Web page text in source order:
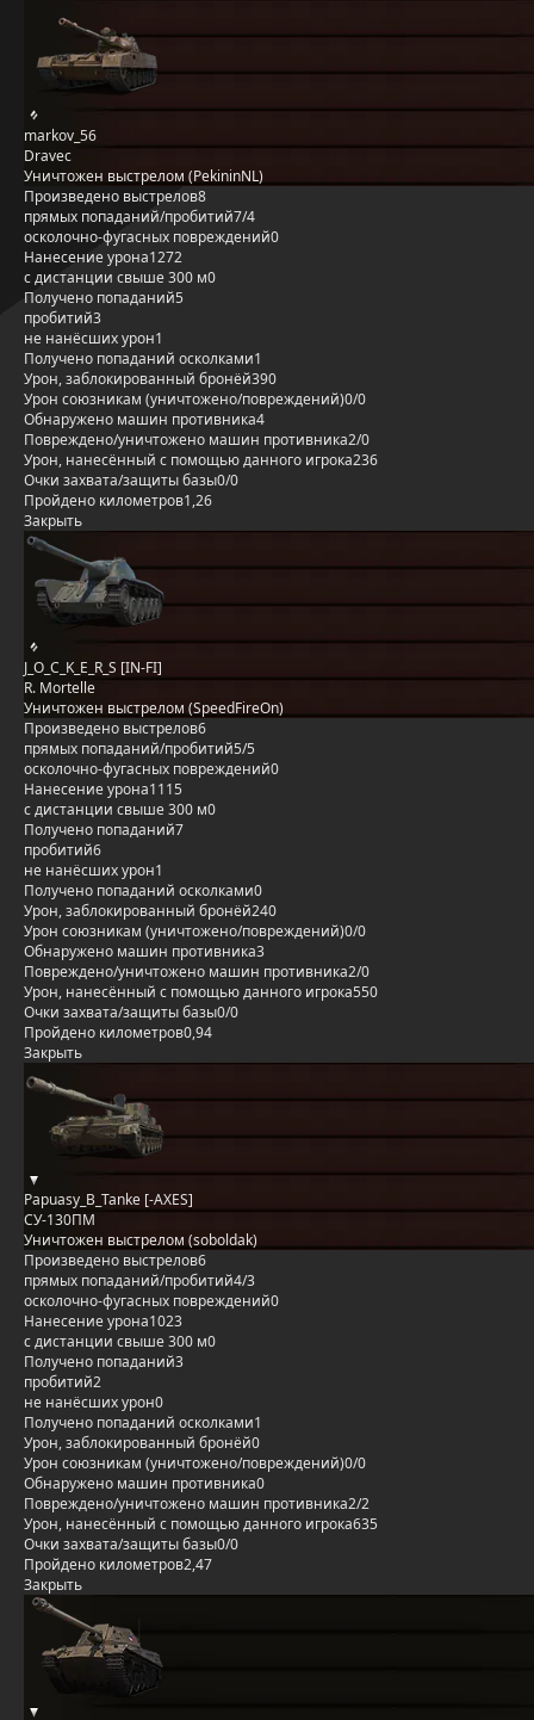
markov_56
Dravec
Уничтожен выстрелом (PekininNL)
Произведено выстрелов8
прямых попаданий/пробитий7/4
осколочно-фугасных повреждений0
Нанесение урона1272
с дистанции свыше 300 м0
Получено попаданий5
пробитий3
не нанёсших урон1
Получено попаданий осколками1
Урон, заблокированный бронёй390
Урон союзникам (уничтожено/повреждений)0/0
Обнаружено машин противника4
Повреждено/уничтожено машин противника2/0
Урон, нанесённый с помощью данного игрока236
Очки захвата/защиты базы0/0
Пройдено километров1,26
Закрыть
J_O_C_K_E_R_S [IN-FI]
R. Mortelle
Уничтожен выстрелом (SpeedFireOn)
Произведено выстрелов6
прямых попаданий/пробитий5/5
осколочно-фугасных повреждений0
Нанесение урона1115
с дистанции свыше 300 м0
Получено попаданий7
пробитий6
не нанёсших урон1
Получено попаданий осколками0
Урон, заблокированный бронёй240
Урон союзникам (уничтожено/повреждений)0/0
Обнаружено машин противника3
Повреждено/уничтожено машин противника2/0
Урон, нанесённый с помощью данного игрока550
Очки захвата/защиты базы0/0
Пройдено километров0,94
Закрыть
Papuasy_B_Tanke [-AXES]
СУ-130ПМ
Уничтожен выстрелом (soboldak)
Произведено выстрелов6
прямых попаданий/пробитий4/3
осколочно-фугасных повреждений0
Нанесение урона1023
с дистанции свыше 300 м0
Получено попаданий3
пробитий2
не нанёсших урон0
Получено попаданий осколками1
Урон, заблокированный бронёй0
Урон союзникам (уничтожено/повреждений)0/0
Обнаружено машин противника0
Повреждено/уничтожено машин противника2/2
Урон, нанесённый с помощью данного игрока635
Очки захвата/защиты базы0/0
Пройдено километров2,47
Закрыть